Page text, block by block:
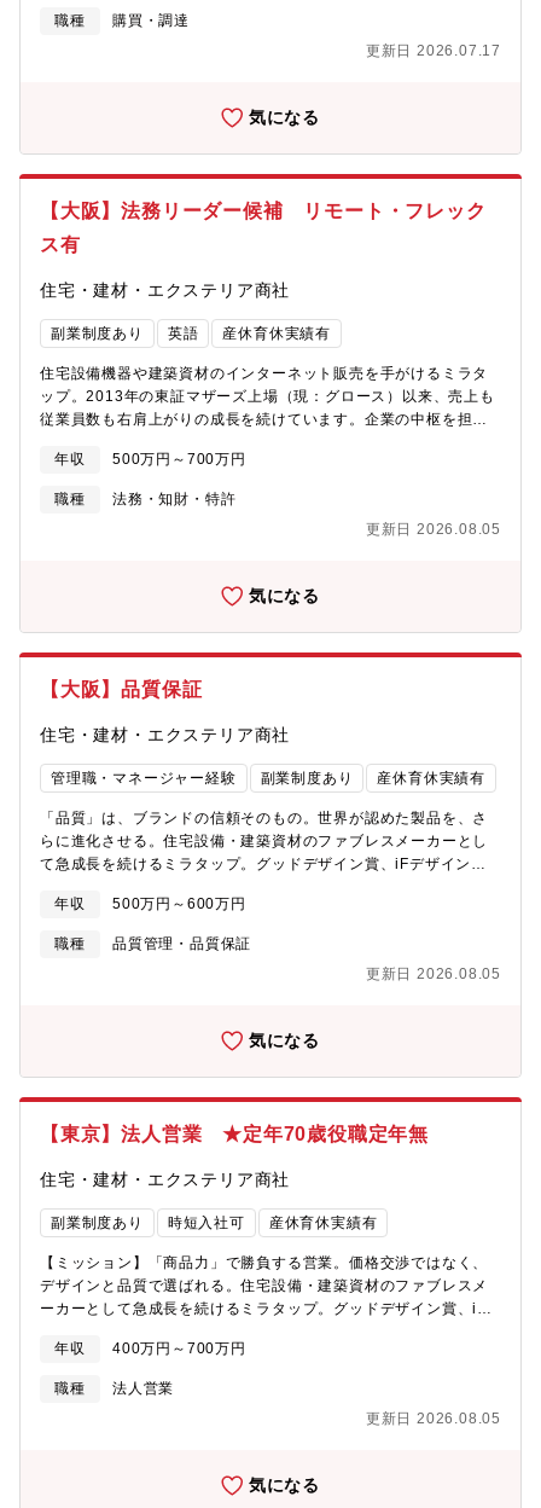
や改善指導■日本国内の営業部門向けのツールやカタログ作成、勉
強会の実施など社内支援業務■商材ラインナップ拡大に向けた新規
調達や情報収集※ご経験によっては、家具や電気製品など自社ブ
張先は主に大連近郊、遼寧省、吉林省エリアです。【組織構成】
【募集背景】50代前半の方の後継者となりうる課長クラスのポジ
す。
職種
購買・調達
更新日 2026.07.17
気になる
【大阪】法務リーダー候補 リモート・フレック
ス有
住宅・建材・エクステリア商社
副業制度あり 英語 産休育休実績有
住宅設備機器や建築資材のインターネット販売を手がけるミラタ
ップ。2013年の東証マザーズ上場（現：グロース）以来、売上も
従業員数も右肩上がりの成長を続けています。企業の中枢を担い
連業務・知財関連・海外関連・法的相談、対応・コンプライアン
ス関連【当社の魅力】■建材メーカーの働き方改革のパイオニア！
プライベートとの両立が叶う長期的就業が可能な環境です。■在
宅・フレックス：2020年にフレックスタイム制度と在宅勤務制度
内です。フレックス制度もあるので平日の時間を有効活用できま
イデー」、月２回の「ノー残業デー」を実施しております。いず
あり、復帰率もほぼ100％です。育児短時間勤務は子が小学校卒業
や実績次第では、70歳までご年収を落とさず就業できる可能性あ
り！【魅力】（１）デザイン性の高い商品で洗練された空間を実
現同社の一番の強みは「商品力」にあります。約6,000点の当社商
品の売上高の8割がオリジナル。幅広いカテゴリの商品を取り扱っ
ており、当社の商品だけで空間を作り上げることができます。ま
た、ひとつひとつの商品もスタイリッシュなデザインが多く、余
示会に足を運び、日本にまだないデザインを取り入れ、企画・開
場をもたないファブレスメーカーです。キッチンや洗面台は現在
国内の工場で製造しており、メイド・イン・ジャパンならではの
います。（３）世の中にない商品を生み出す喜び 自分自身の力
で、大きなやりがいを得られるとともに自身のスキルアップを図
同社は国内外のデザイン賞にも積極的にチャレンジをしており、
「レッドドットデザイン賞」を３年連続で受賞しています。ま
本市」にも2016年から出展しており、当社オリジナル商品を数多
く展示しています。＜主な受賞歴＞ ・グッドデザイン賞（9年
連続受賞） ・iFデザイン賞（4年連続受賞） ・レッドドット
デザイン賞（3年連続受賞）（５）プライベートも大切に、自分ら
しく働ける環境があります！ ・プレミアムフライデーを毎月実
施 （毎月最終週の金曜日は午後３時に退勤、取得率90％以
時間勤務は子が小学校卒業まで適用可能 ・副業の認可 ・
ームなど随時発足中！）＜その他補足＞■単身赴任手当（3万
円）、単身赴任時の家賃補助（全額）■従業員持株会（奨励金
年収 500万円～700万円
職種
法務・知財・特許
更新日 2026.08.05
気になる
【大阪】品質保証
住宅・建材・エクステリア商社
管理職・マネージャー経験 副業制度あり 産休育休実績有
「品質」は、ブランドの信頼そのもの。世界が認めた製品を、さ
らに進化させる。住宅設備・建築資材のファブレスメーカーとし
て急成長を続けるミラタップ。グッドデザイン賞、iFデザイン
イン性の高いオリジナル製品を含む約6,000点を扱う当社で、品質
保証スタッフを募集します。【主な業務】・新商品の品質保証業
務 社内品質基準策定、新商品企画評価、設計検証、量試検証、
クレーム要因分析及び改善業務・製造品質管理業務 協力工場の
理（重点品質管理）■世界が認めた製品の品質を守り、さらに進化
り込む仕事です。・新商品の品質保証業務（特に電気関連）・新
観点で、品質を作り込む・品質自社基準を策定し、サプライヤー
報を一元管理し、トレーサビリティを確保・：データ分析に基づ
き、クレーム要因分析及び再発防止策を立案・実行■電気×建材の
両面で、幅広い知見を活かせる住宅設備・建築資材という特性
上、電気と建材の両方の知識を活かせます。・照明など、電気安
全性の確保・水栓、キッチン、洗面、建具など、構造・材料の品
質確保・電気×建材が組み合わさった製品の品質保証・約6,000点
電気×建材の両方の知見を持つ人材は希少のため、市場価値の高い
ーターであること。・個人プレーよりもチームプレーを優先でき
ること。・粘り強い一方で、時間当たりの労働効率を念頭に置い
自分の影響力を認識し、適切なビジネスマナーを順守すること。
年収 500万円～600万円
職種
品質管理・品質保証
更新日 2026.08.05
気になる
【東京】法人営業 ★定年70歳役職定年無
住宅・建材・エクステリア商社
副業制度あり 時短入社可 産休育休実績有
【ミッション】「商品力」で勝負する営業。価格交渉ではなく、
デザインと品質で選ばれる。住宅設備・建築資材のファブレスメ
ーカーとして急成長を続けるミラタップ。グッドデザイン賞、iF
賞したデザイン性の高いオリジナル製品を含む約6,000点を扱う当
社で、売上創出を牽引する法人営業を募集します。表参道駅徒歩5
分、南青山のスタイリッシュなオフィスを拠点に、関東エリアで
建築・設計のプロフェッショナルに提案し、ミラタップの「ファ
せ、見積業務、納入業務・クレーム対応、アフターフォロー対
年収 400万円～700万円
職種
法人営業
更新日 2026.08.05
気になる